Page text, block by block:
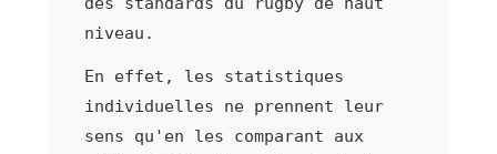
niveau.
En effet, les statistiques
individuelles ne prennent leur
sens qu'en les comparant aux